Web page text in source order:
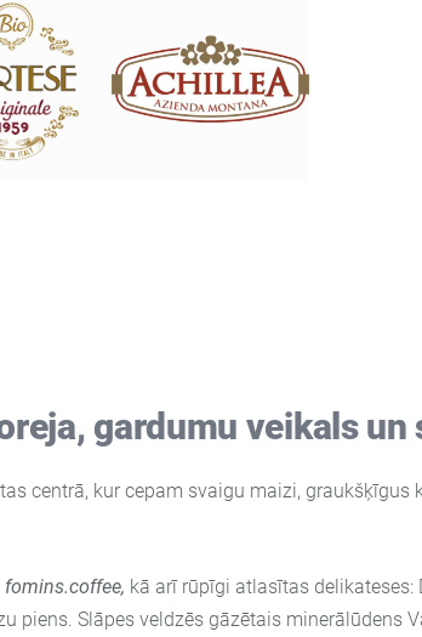
gardumu veikals
centrā, kur cepam svaigu maizi,
fomins.coffee, kā arī rūpīgi atlasītas delikateses:
piens. Slāpes veldzēs gāzētais minerālūdens